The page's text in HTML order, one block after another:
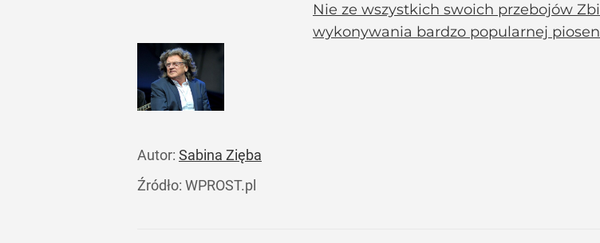
Nie ze wszystkich swoich przebojów
wykonywania bardzo popularnej
Autor: Sabina Zięba
Źródło: WPROST.pl